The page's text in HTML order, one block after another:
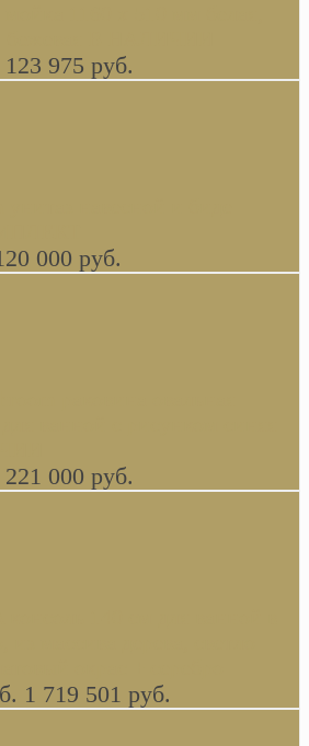
1160 x 510 мм белая,
бежевая В НАЛИЧИИ
123 975 руб.
000 руб.
раковина овальная
ванной с рисунком синяя
221 000 руб.
из массива дерева, светло
окрас + серебро
1 719 501 руб.